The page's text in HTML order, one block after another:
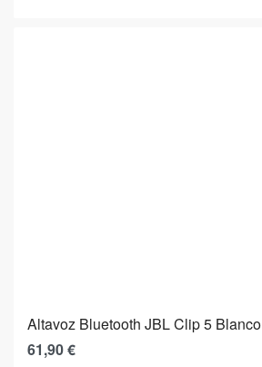
Altavoz Bluetooth JBL Clip 5 Blanco
61,90€